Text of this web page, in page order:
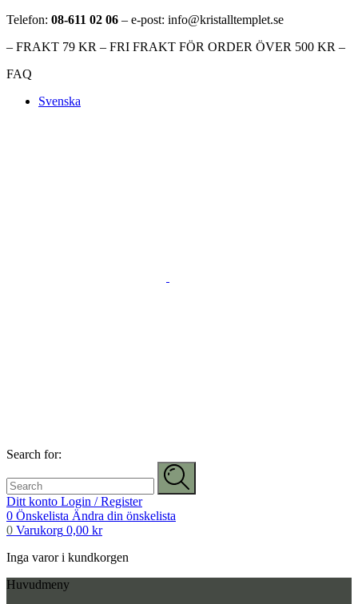
Telefon: 08-611 02 06 – e-post: info@kristalltemplet.se
– FRAKT 79 KR – FRI FRAKT FÖR ORDER ÖVER 500 KR –
FAQ
Svenska
Search for:
Ditt konto Login / Register
0 Önskelista Ändra din önskelista
0 Varukorg 0,00 kr
Inga varor i kundkorgen
Huvudmeny